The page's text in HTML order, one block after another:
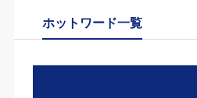
ホットワード一覧